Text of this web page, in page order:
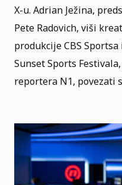
X-u. Adrian Ježina,
Pete Radovich, viši
produkcije CBS
Sunset Sports
reportera N1, povezati